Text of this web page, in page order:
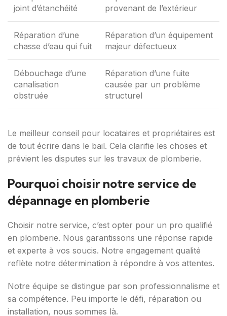
joint d’étanchéité
provenant de l’extérieur
Réparation d’une
chasse d’eau qui fuit
Réparation d’un équipement
majeur défectueux
Débouchage d’une
canalisation
obstruée
Réparation d’une fuite
causée par un problème
structurel
Le meilleur conseil pour locataires et propriétaires est
de tout écrire dans le bail. Cela clarifie les choses et
prévient les disputes sur les travaux de plomberie.
Pourquoi choisir notre service de
dépannage en plomberie
Choisir notre service, c’est opter pour un pro qualifié
en plomberie. Nous garantissons une réponse rapide
et experte à vos soucis. Notre engagement qualité
reflète notre détermination à répondre à vos attentes.
Notre équipe se distingue par son professionnalisme et
sa compétence. Peu importe le défi, réparation ou
installation, nous sommes là.